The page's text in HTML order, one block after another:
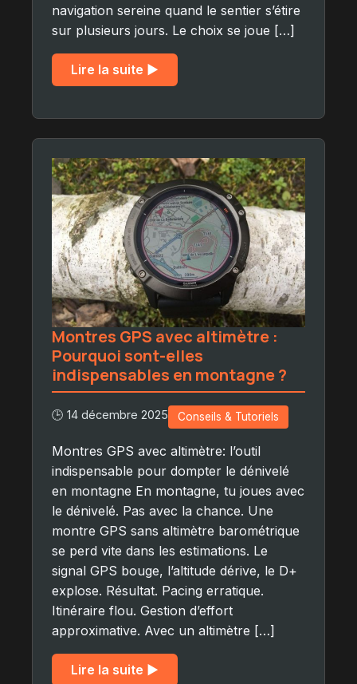
navigation sereine quand le sentier s’étire
sur plusieurs jours. Le choix se joue […]
Lire la suite ▶︎
Montres GPS avec altimètre :
Pourquoi sont-elles
indispensables en montagne ?
🕒 14 décembre 2025 Conseils & Tutoriels
Montres GPS avec altimètre: l’outil
indispensable pour dompter le dénivelé
en montagne En montagne, tu joues avec
le dénivelé. Pas avec la chance. Une
montre GPS sans altimètre barométrique
se perd vite dans les estimations. Le
signal GPS bouge, l’altitude dérive, le D+
explose. Résultat. Pacing erratique.
Itinéraire flou. Gestion d’effort
approximative. Avec un altimètre […]
Lire la suite ▶︎